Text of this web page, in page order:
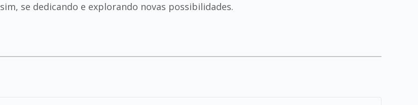
se dedicando e explorando novas possibilidades.